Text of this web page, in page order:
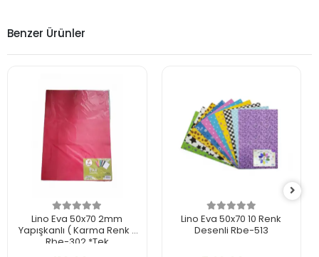
Benzer Ürünler
Lino Eva 50x70 2mm
Yapışkanlı ( Karma Renk )
Rbe-302 *Tek
Lino Eva 50x70 10 Renk
Desenli Rbe-513